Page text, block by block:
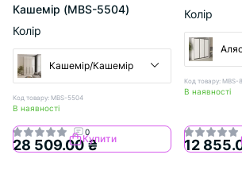
Кашемір (MBS-5504)
Колір
Кашемір/Кашемір
Код товару: MBS-5504
В наявності
0
28 509.00 ₴Купити
Колір
Код товару: MBS-
В наявності
12